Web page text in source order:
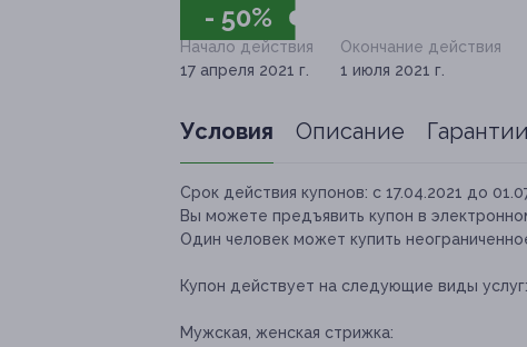
- 50%
Начало действия
17 апреля 2021 г.
Окончание действия
1 июля 2021 г.
Условия Описание Гарантии
Срок действия купонов: с 17.04.2021 до
Вы можете предъявить купон в
Один человек может купить
Купон действует на следующие виды услуг:
Мужская, женская стрижка: